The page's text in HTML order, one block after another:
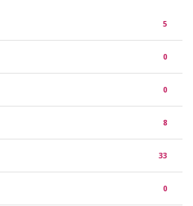
5
0
0
8
33
0